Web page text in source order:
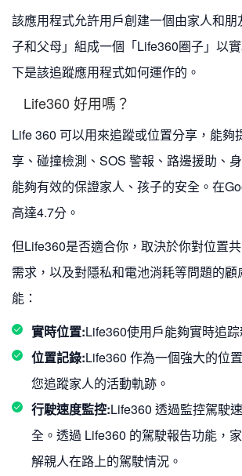
該應用程式允許用戶創建一個由家人和
子和父母」組成一個「Life360圈子」以
下是該追蹤應用程式如何運作的。
Life360 好用嗎？
Life 360 可以用來追蹤或位置分享，能夠
享、碰撞檢測、SOS 警報、路邊援助、
能夠有效的保證家人、孩子的安全。在
高達4.7分。
但Life360是否適合你，取決於你對位置
需求，以及對隱私和電池消耗等問題的顧
能：
實時位置:Life360使用戶能夠實時追踪
位置記錄:Life360 作為一個強大的位
您追蹤家人的活動軌跡。
行駛速度監控:Life360 透過監控駕駛
全。透過 Life360 的駕駛報告功能，
解親人在路上的駕駛情況。